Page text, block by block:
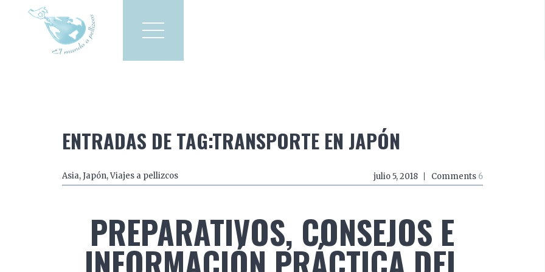
Viajes a pellizcos
ENTRADAS DE TAG:TRANSPORTE EN JAPÓN
Asia,Japón,Viajes a pellizcos julio 5, 2018 Comments 6
PREPARATIVOS, CONSEJOS E